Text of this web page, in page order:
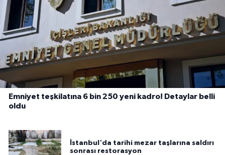
Emniyet teşkilatına 6 bin 250 yeni kadro! Detaylar belli
oldu
İstanbul'da tarihi mezar taşlarına saldırı
sonrası restorasyon